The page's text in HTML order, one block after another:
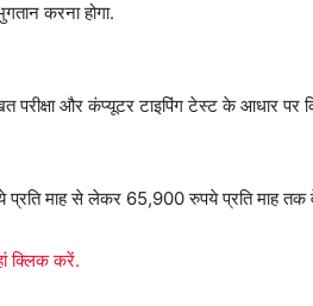
करना होगा.
परीक्षा और कंप्यूटर टाइपिंग टेस्ट के आधार पर
प्रति माह से लेकर 65,900 रुपये प्रति माह तक
क्लिक करें.